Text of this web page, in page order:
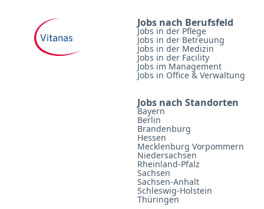
Jobs nach Berufsfeld
Jobs in der Pflege
Jobs in der Betreuung
Jobs in der Medizin
Jobs in der Facility
Jobs im Management
Jobs in Office & Verwaltung
Jobs nach Standorten
Bayern
Berlin
Brandenburg
Hessen
Mecklenburg Vorpommern
Niedersachsen
Rheinland-Pfalz
Sachsen
Sachsen-Anhalt
Schleswig-Holstein
Thüringen